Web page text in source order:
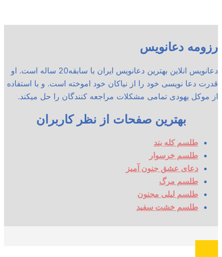
رزومه دعانویس
دعانویس انلاین بهترین دعانویس ایران با سابقه20 ساله است. او
قدرت دعا نویسی خود را از نیاکان خود اموخته است. و با استفاده
از موکل یهودی تمامی مشکلات مراجعه کنندگان را حل میکند.
بهترین صفحات از نظر کاربران
طلسم کله بند
طلسم خرسوار
دعای عشق جنون آمیز
طلسم مرگ
طلسم لیلی مجنون
طلسم خشت سفید